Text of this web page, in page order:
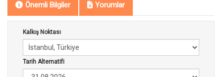
Önemli Bilgiler Yorumlar
Kalkış Noktası
Tarih Alternatifi